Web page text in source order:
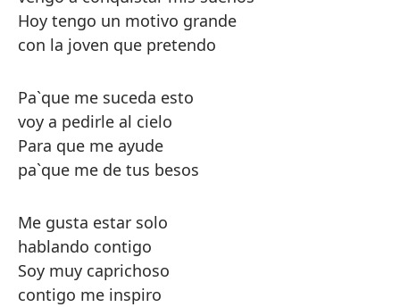
Hoy tengo un motivo grande
con la joven que pretendo
Pa`que me suceda esto
voy a pedirle al cielo
Para que me ayude
pa`que me de tus besos
Me gusta estar solo
hablando contigo
Soy muy caprichoso
contigo me inspiro